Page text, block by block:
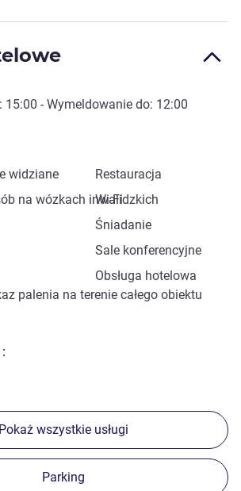
15:00 - Wymeldowanie do: 12:00
widziane
Restauracja
na wózkach inwalidzkich
Wi-Fi
Śniadanie
Sale konferencyjne
palenia na terenie całego obiektu
Obsługa hotelowa
Pokaż wszystkie usługi
Parking